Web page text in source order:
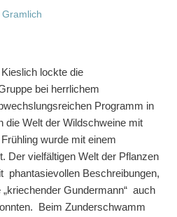
lockte die
bei herrlichem
Programm in
die Welt der Wildschweine mit
wurde mit einem
Der vielfältigen Welt der Pflanzen
phantasievollen Beschreibungen,
Gundermann“ auch
Beim Zunderschwamm